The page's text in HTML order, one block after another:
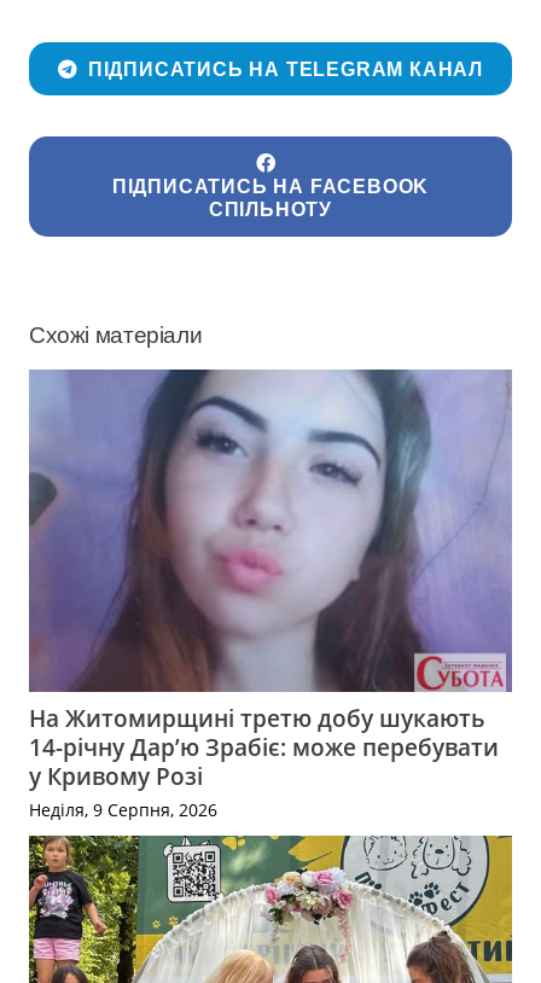
ПІДПИСАТИСЬ НА TELEGRAM КАНАЛ
ПІДПИСАТИСЬ НА FACEBOOK
СПІЛЬНОТУ
Схожі матеріали
На Житомирщині третю добу шукають
14-річну Дар’ю Зрабіє: може перебувати
у Кривому Розі
Неділя, 9 Серпня, 2026